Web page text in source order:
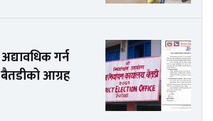
गर्न
बैतडीको आग्रह